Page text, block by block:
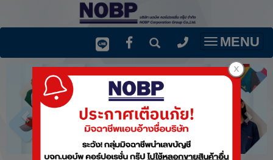
Toggle
MENU